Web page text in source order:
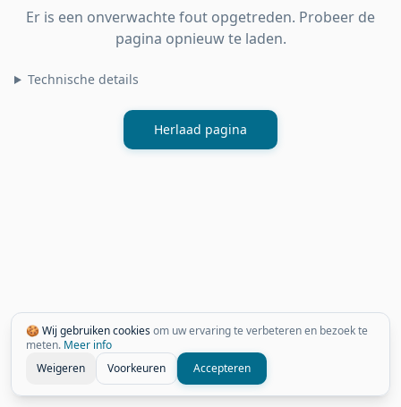
🍪 Wij gebruiken cookiesom uw ervaring te verbeteren en bezoek te
meten. Meer info
Weigeren
Voorkeuren Accepteren
Er is een onverwachte fout opgetreden. Probeer de
pagina opnieuw te laden.
Technische details
Herlaad pagina